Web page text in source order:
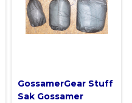
GossamerGear Stuff
Sak Gossamer